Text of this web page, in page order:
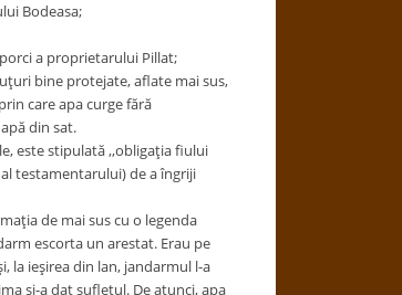
Bodeasa;
a proprietarului Pillat;
bine protejate, aflate mai sus,
care apa curge fără
din sat.
este stipulată ,,obligaţia fiului
testamentarului) de a îngriji
de mai sus cu o legenda
escorta un arestat. Erau pe
la ieşirea din lan, jandarmul l-a
şi-a dat sufletul. De atunci, apa